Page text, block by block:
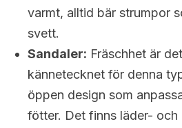
varmt, alltid bär strumpor
svett.
Sandaler: Fräschhet är
kännetecknet för denna
öppen design som
fötter. Det finns läder- och